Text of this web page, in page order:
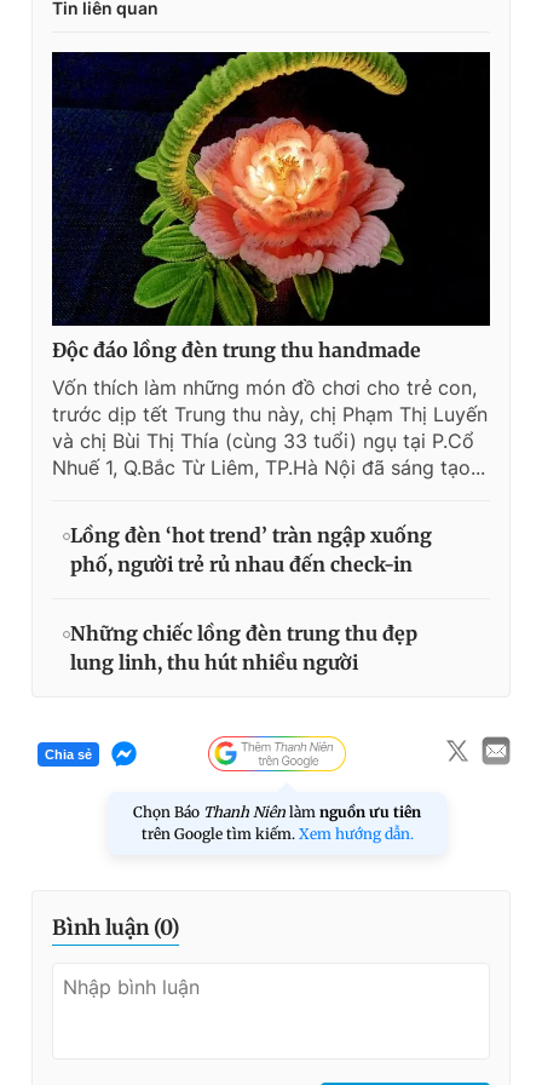
Tin liên quan
Độc đáo lồng đèn trung thu handmade
Vốn thích làm những món đồ chơi cho trẻ con,
trước dịp tết Trung thu này, chị Phạm Thị Luyến
và chị Bùi Thị Thía (cùng 33 tuổi) ngụ tại P.Cổ
Nhuế 1, Q.Bắc Từ Liêm, TP.Hà Nội đã sáng tạo...
Lồng đèn ‘hot trend’ tràn ngập xuống
phố, người trẻ rủ nhau đến check-in
Những chiếc lồng đèn trung thu đẹp
lung linh, thu hút nhiều người
Chia sẻ
Chọn Báo Thanh Niên làm nguồn ưu tiên
trên Google tìm kiếm. Xem hướng dẫn.
Bình luận (0)